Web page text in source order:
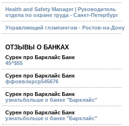
Health and Safety Manager | Руководитель
отдела по охране труда - Санкт-Петербург
Управляющий глэмпингом - Ростов-на-Дону
ОТЗЫВЫ О БАНКАХ
Сурен про Барклайс Банк
45^$55
Сурен про Барклайс Банк
ффоввлкрср545676
Сурен про Барклайс Банк
узнатьбольше о банке "Барклайс"
Сурен про Барклайс Банк
узнатьбольше о банке "Барклайс"